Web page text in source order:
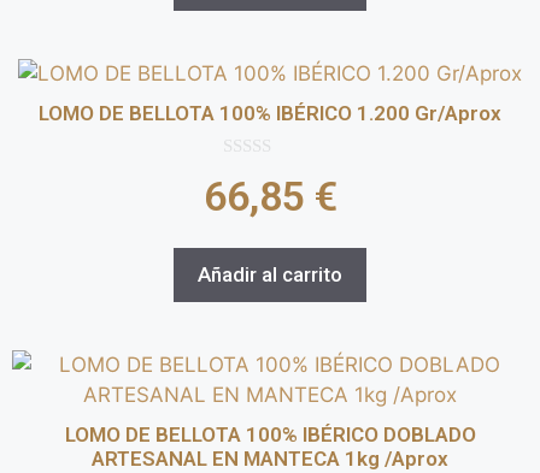
LOMO DE BELLOTA 100% IBÉRICO 1.200 Gr/Aprox
d
e
66,85 €
Añadir al carrito
LOMO DE BELLOTA 100% IBÉRICO DOBLADO
ARTESANAL EN MANTECA 1kg /Aprox